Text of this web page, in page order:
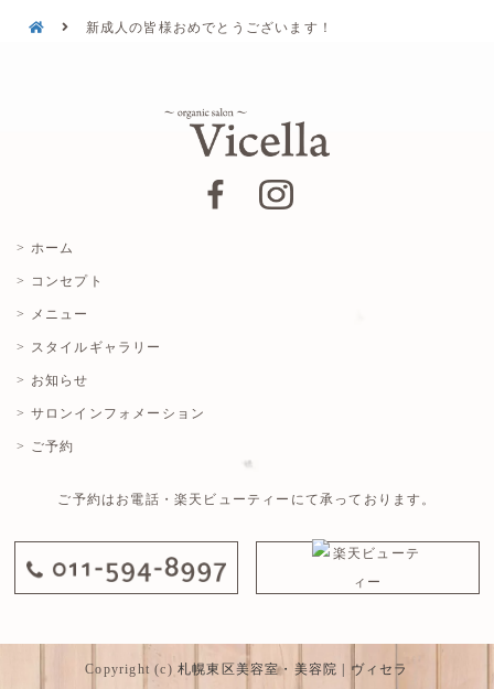
新成人の皆様おめでとうございます！
> ホーム
> コンセプト
> メニュー
> スタイルギャラリー
> お知らせ
> サロンインフォメーション
> ご予約
ご予約はお電話・楽天ビューティーにて承っております。
Copyright (c)札幌東区美容室・美容院 | ヴィセラ